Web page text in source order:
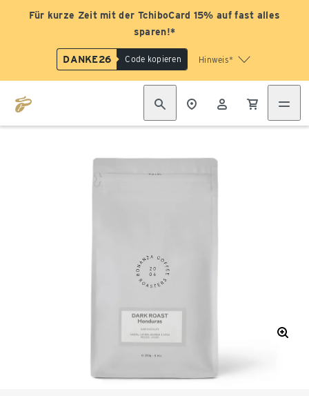
Für kurze Zeit mit der TchiboCard 15% auf fast alles
sparen!*
DANKE26 Code kopieren Hinweis*